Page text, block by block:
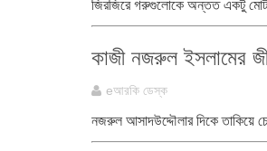
জিরজিরে গরুগুলোকে অন্তত একটু
কাজী নজরুল ইসলামের
eআরকি ডেস্ক
নজরুল আসাদউদ্দৌলার দিকে তাকিয়ে